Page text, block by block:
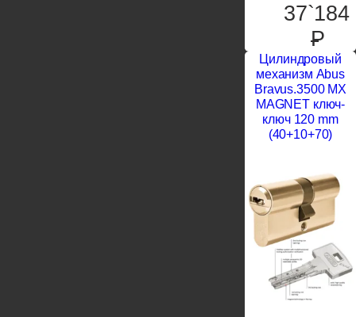
37`184
P
Цилиндровый
механизм Abus
Bravus.3500 MX
MAGNET ключ-
ключ 120 mm
(40+10+70)